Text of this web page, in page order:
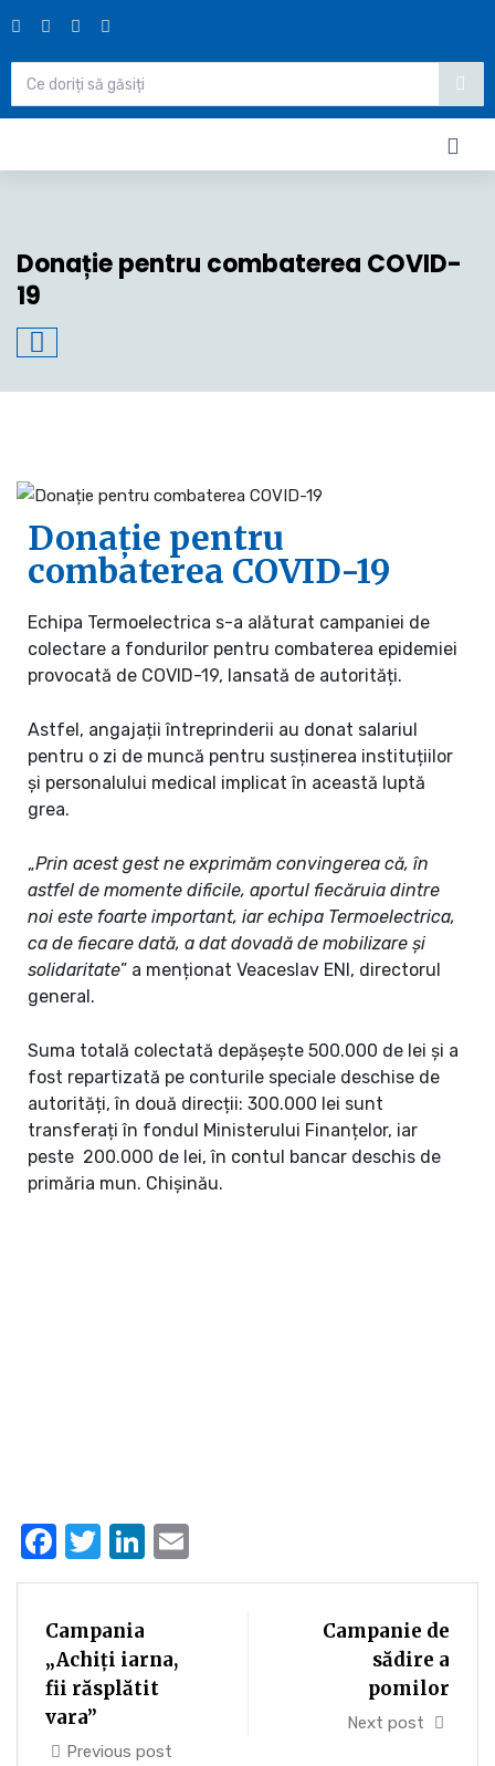
Donație pentru combaterea COVID-
19
Donație pentru
combaterea COVID-19
Echipa Termoelectrica s-a alăturat campaniei de
colectare a fondurilor pentru combaterea epidemiei
provocată de COVID-19, lansată de autorități.
Astfel, angajații întreprinderii au donat salariul
pentru o zi de muncă pentru susținerea instituțiilor
și personalului medical implicat în această luptă
grea.
„Prin acest gest ne exprimăm convingerea că, în
astfel de momente dificile, aportul fiecăruia dintre
noi este foarte important, iar echipa Termoelectrica,
ca de fiecare dată, a dat dovadă de mobilizare și
solidaritate” a menționat Veaceslav ENI, directorul
general.
Suma totală colectată depășește 500.000 de lei și a
fost repartizată pe conturile speciale deschise de
autorități, în două direcții: 300.000 lei sunt
transferați în fondul Ministerului Finanțelor, iar
peste 200.000 de lei, în contul bancar deschis de
primăria mun. Chișinău.
Facebook
TwitterLinkedIn
Campania
„Achiți iarna,
fii răsplătit
vara”
Previous post
Campanie de
sădire a
pomilor
Next post